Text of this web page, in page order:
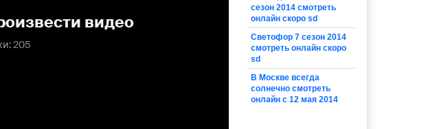
сезон 2014 смотреть
онлайн скоро sd
Светофор 7 сезон 2014
смотреть онлайн скоро
sd
В Москве всегда
солнечно смотреть
онлайн с 12 мая 2014